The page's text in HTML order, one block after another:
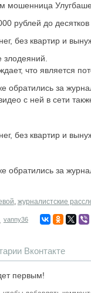
мошенница
рублей до
без квартир и
что является
обратились за
с ней в сети
без квартир и
обратились за
, журналистские
vanny36
Вконтакте
первым!